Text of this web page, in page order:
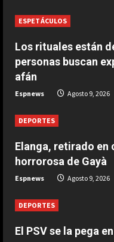
El
4
5
ESPETÁCULOS
Los rituales están
personas buscan
afán
Espnews Agosto 9, 2026
DEPORTES
Elanga, retirado en
horrorosa de Gayà
Espnews Agosto 9, 2026
DEPORTES
El PSV se la pega